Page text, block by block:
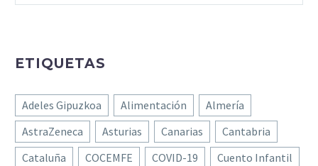
ETIQUETAS
Adeles Gipuzkoa Alimentación
Almería
AstraZeneca
Asturias Canarias
Cantabria
Cataluña
COCEMFE COVID-19
Cuento Infantil